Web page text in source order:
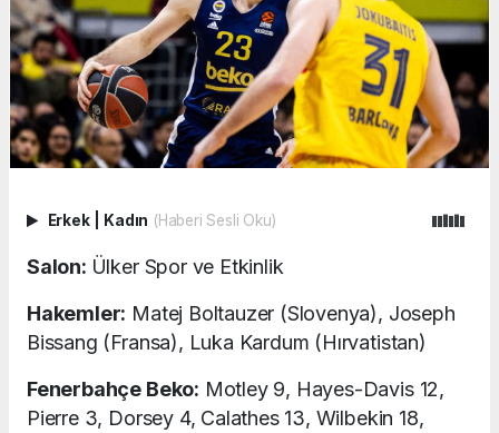
Erkek Kadın (Haberi Sesli Oku)
Salon: Ülker Spor ve Etkinlik
Hakemler: Matej Boltauzer (Slovenya), Joseph
Bissang (Fransa), Luka Kardum (Hırvatistan)
Fenerbahçe Beko: Motley 9, Hayes-Davis 12,
Pierre 3, Dorsey 4, Calathes 13, Wilbekin 18,